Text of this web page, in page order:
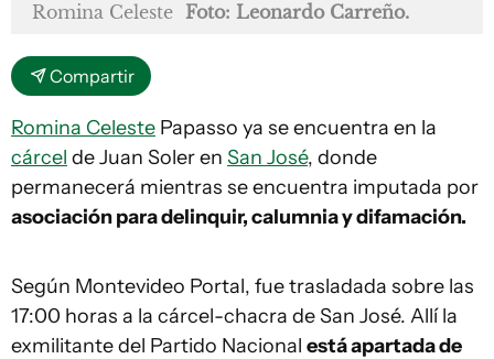
Romina Celeste Foto: Leonardo Carreño.
Compartir
Romina Celeste Papasso ya se encuentra en la
cárcel de Juan Soler en San José, donde
permanecerá mientras se encuentra imputada por
asociación para delinquir, calumnia y difamación.
Según Montevideo Portal, fue trasladada sobre las
17:00 horas a la cárcel-chacra de San José. Allí la
exmilitante del Partido Nacional está apartada de